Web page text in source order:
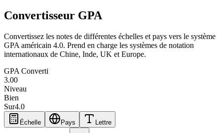
Convertisseur GPA
Convertissez les notes de différentes échelles et pays vers le système
GPA américain 4.0. Prend en charge les systèmes de notation
internationaux de Chine, Inde, UK et Europe.
GPA Converti
3.00
Niveau
Bien
Sur4.0
Échelle Pays Lettre